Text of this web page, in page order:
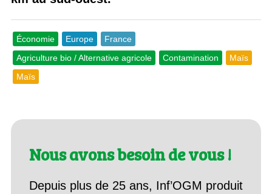
Économie Europe
France
Agriculture bio / Alternative agricole
Contamination
Maïs
Maïs
Nous avons besoin de vous !
Depuis plus de 25 ans, Inf’OGM produit